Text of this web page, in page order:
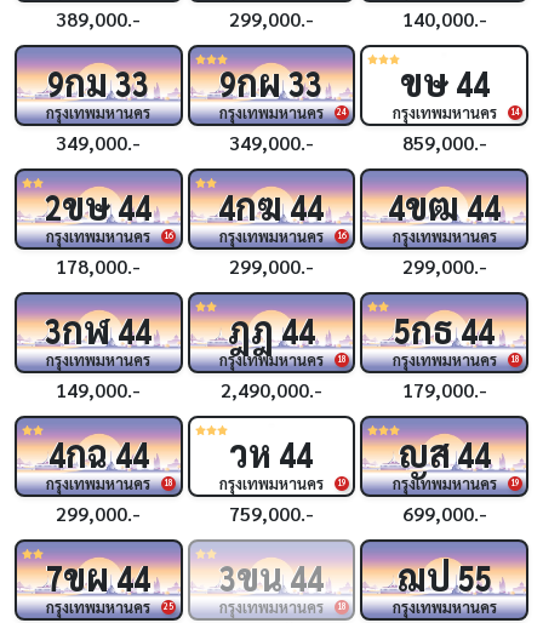
389,000.- 299,000.- 140,000.-
9กม33
กรุงเทพมหานคร
349,000.-
24
9กผ33
กรุงเทพมหานคร
349,000.-
14
ขษ44
กรุงเทพมหานคร
859,000.-
16
2ขษ44
กรุงเทพมหานคร
178,000.-
16
4กฆ44
กรุงเทพมหานคร
299,000.-
4ขฒ44
กรุงเทพมหานคร
299,000.-
3กฬ44
กรุงเทพมหานคร
149,000.-
18
ฎฎ44
กรุงเทพมหานคร
2,490,000.-
18
5กธ44
กรุงเทพมหานคร
179,000.-
18
4กฉ44
กรุงเทพมหานคร
299,000.-
19
วห 44
กรุงเทพมหานคร
759,000.-
19
ญส44
กรุงเทพมหานคร
699,000.-
25
7ขผ44
กรุงเทพมหานคร 18
3ขน44
กรุงเทพมหานคร
ฌป55
กรุงเทพมหานคร